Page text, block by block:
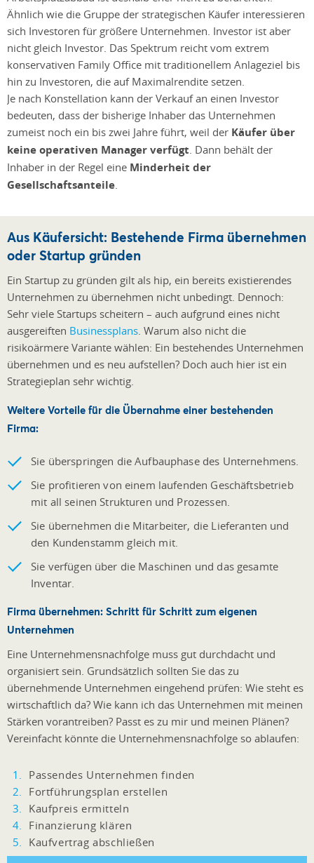
Ähnlich wie die Gruppe der strategischen Käufer interessieren
sich Investoren für größere Unternehmen. Investor ist aber
nicht gleich Investor. Das Spektrum reicht vom extrem
konservativen Family Office mit traditionellem Anlageziel bis
hin zu Investoren, die auf Maximalrendite setzen.
Je nach Konstellation kann der Verkauf an einen Investor
bedeuten, dass der bisherige Inhaber das Unternehmen
zumeist noch ein bis zwei Jahre führt, weil der Käufer über
keine operativen Manager verfügt . Dann behält der
Inhaber in der Regel eine Minderheit der
Gesellschaftsanteile
Aus Käufersicht: Bestehende Firma übernehmen
oder Startup gründen
Ein Startup zu gründen gilt als hip, ein bereits existierendes
Unternehmen zu übernehmen nicht unbedingt. Dennoch:
Sehr viele Startups scheitern – auch aufgrund eines nicht
ausgereiften Businessplans. Warum also nicht die
risikoärmere Variante wählen: Ein bestehendes Unternehmen
übernehmen und es neu aufstellen? Doch auch hier ist ein
Strategieplan sehr wichtig.
Weitere Vorteile für die Übernahme einer bestehenden
Firma:
Sie überspringen die Aufbauphase des Unternehmens.
Sie profitieren von einem laufenden Geschäftsbetrieb
mit all seinen Strukturen und Prozessen.
Sie übernehmen die Mitarbeiter, die Lieferanten und
den Kundenstamm gleich mit.
Sie verfügen über die Maschinen und das gesamte
Inventar.
Firma übernehmen: Schritt für Schritt zum eigenen
Unternehmen
Eine Unternehmensnachfolge muss gut durchdacht und
organisiert sein. Grundsätzlich sollten Sie das zu
übernehmende Unternehmen eingehend prüfen: Wie steht es
wirtschaftlich da? Wie kann ich das Unternehmen mit meinen
Stärken vorantreiben? Passt es zu mir und meinen Plänen?
Vereinfacht könnte die Unternehmensnachfolge so ablaufen:
Passendes Unternehmen finden
Fortführungsplan erstellen
Kaufpreis ermitteln
Finanzierung klären
Kaufvertrag abschließen